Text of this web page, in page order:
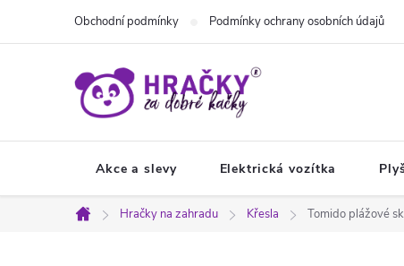
Obchodní podmínky Podmínky ochrany osobních údajů
Akce a slevy Elektrická vozítka
Domů
Hračky na zahradu Křesla Tomido plážové